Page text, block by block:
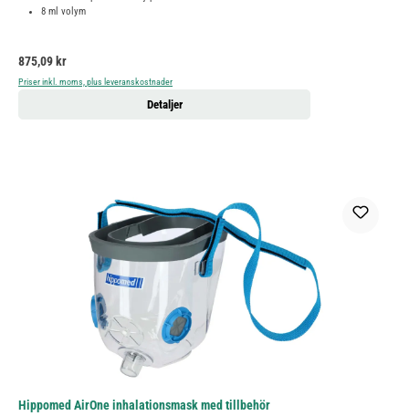
8 ml volym
Ordinarie pris:
875,09 kr
Priser inkl. moms, plus leveranskostnader
Detaljer
Hippomed AirOne inhalationsmask med tillbehör